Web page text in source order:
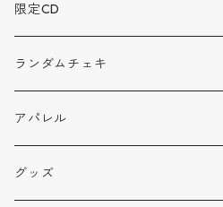
限定CD
ランダムチェキ
アパレル
グッズ